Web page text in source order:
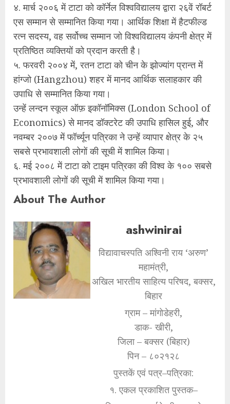
४. मार्च २००६ में टाटा को कॉर्नेल विश्वविद्यालय द्वारा २६वें रॉबर्ट
एस सम्मान से सम्मानित किया गया। आर्थिक शिक्षा में हैटफील्ड
रत्न सदस्य, वह सर्वोच्च सम्मान जो विश्वविद्यालय कंपनी क्षेत्र में
प्रतिष्ठित व्यक्तियों को प्रदान करती है।
५. फरवरी २००४ में, रतन टाटा को चीन के झोज्यांग प्रान्त में
हांग्जो (Hangzhou) शहर में मानद आर्थिक सलाहकार की
उपाधि से सम्मानित किया गया।
उन्हें लन्दन स्कूल ऑफ़ इकॉनॉमिक्स (London School of
Economics) से मानद डॉक्टरेट की उपाधि हासिल हुई, और
नवम्बर २००७ में फॉर्च्यून पत्रिका ने उन्हें व्यापार क्षेत्र के २५
सबसे प्रभावशाली लोगों की सूची में शामिल किया।
६. मई २००८ में टाटा को टाइम पत्रिका की विश्व के १०० सबसे
प्रभावशाली लोगों की सूची में शामिल किया गया।
About The Author
ashwinirai
विद्यावाचस्पति अश्विनी राय ‘अरुण’
महामंत्री,
अखिल भारतीय साहित्य परिषद, बक्सर,
बिहार
ग्राम – मांगोडेहरी,
डाक- खीरी,
जिला – बक्सर (बिहार)
पिन – ८०२१२८
पुस्तकें एवं पत्र–पत्रिका:
१. एकल प्रकाशित पुस्तक–